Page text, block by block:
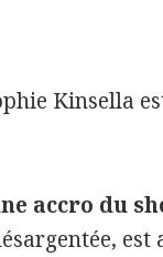
Kinsella
accro du
est